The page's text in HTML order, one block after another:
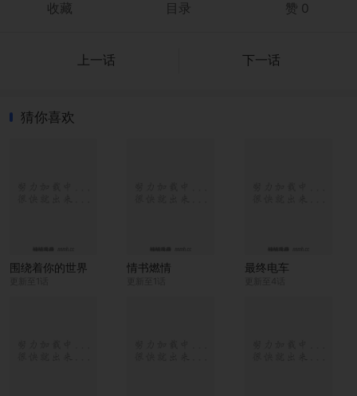
收藏 目录 赞 0
上一话 下一话
猜你喜欢
围绕着你的世界 情书燃情 最终电车